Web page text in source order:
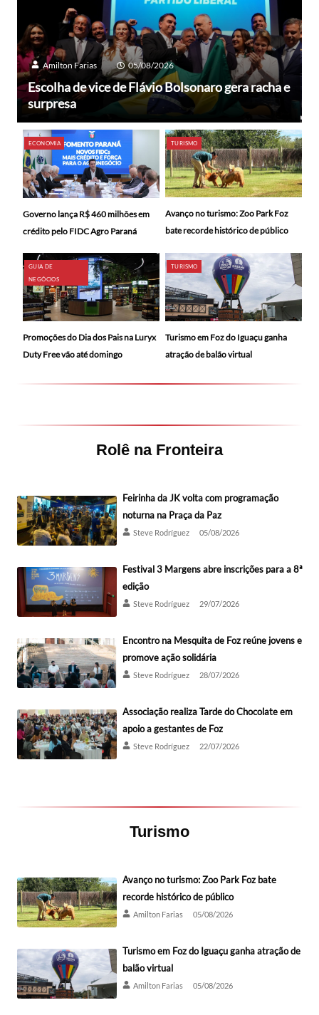
Amilton Farias 05/08/2026
Escolha de vice de Flávio Bolsonaro gera racha e
surpresa
ECONOMIA
Governo lança R$ 460 milhões em
crédito pelo FIDC Agro Paraná
TURISMO
Avanço no turismo: Zoo Park Foz
bate recorde histórico de público
GUIA DE
NEGÓCIOS
Promoções do Dia dos Pais na Luryx
Duty Free vão até domingo
TURISMO
Turismo em Foz do Iguaçu ganha
atração de balão virtual
Rolê na Fronteira
Feirinha da JK volta com programação
noturna na Praça da Paz
Steve Rodríguez 05/08/2026
Festival 3 Margens abre inscrições para a 8ª
edição
Steve Rodríguez 29/07/2026
Encontro na Mesquita de Foz reúne jovens e
promove ação solidária
Steve Rodríguez 28/07/2026
Associação realiza Tarde do Chocolate em
apoio a gestantes de Foz
Steve Rodríguez 22/07/2026
Turismo
Avanço no turismo: Zoo Park Foz bate
recorde histórico de público
Amilton Farias 05/08/2026
Turismo em Foz do Iguaçu ganha atração de
balão virtual
Amilton Farias 05/08/2026